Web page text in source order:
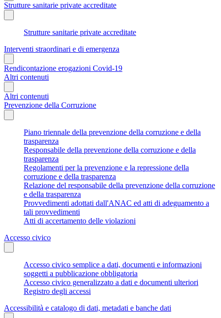
Strutture sanitarie private accreditate
Strutture sanitarie private accreditate
Interventi straordinari e di emergenza
Rendicontazione erogazioni Covid-19
Altri contenuti
Altri contenuti
Prevenzione della Corruzione
Piano triennale della prevenzione della corruzione e della
trasparenza
Responsabile della prevenzione della corruzione e della
trasparenza
Regolamenti per la prevenzione e la repressione della
corruzione e della trasparenza
Relazione del responsabile della prevenzione della corruzione
e della trasparenza
Provvedimenti adottati dall'ANAC ed atti di adeguamento a
tali provvedimenti
Atti di accertamento delle violazioni
Accesso civico
Accesso civico semplice a dati, documenti e informazioni
soggetti a pubblicazione obbligatoria
Accesso civico generalizzato a dati e documenti ulteriori
Registro degli accessi
Accessibilità e catalogo di dati, metadati e banche dati